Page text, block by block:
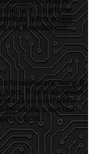
Eingebaute
liefern genaue
von Rauschen und
Stromsensoren, wie z. B.
Rogowsky-Spulen
es sich um echte RMS-
erhältlich sind und
werden.